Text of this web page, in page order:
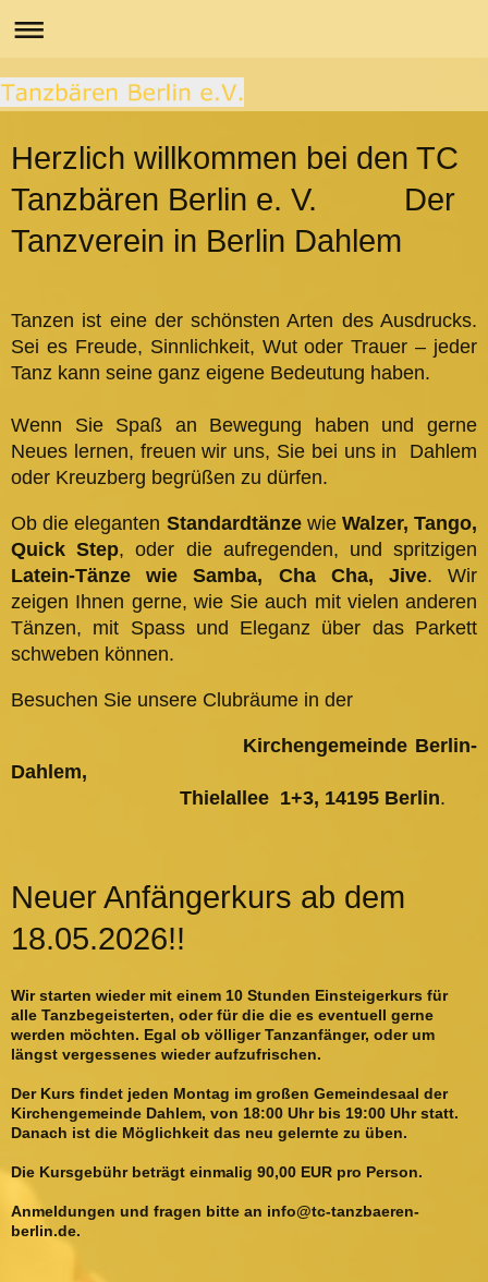
Herzlich willkommen bei den TC
Tanzbären Berlin e. V. Der
Tanzverein in Berlin Dahlem
Tanzen ist eine der schönsten Arten des Ausdrucks.
Sei es Freude, Sinnlichkeit, Wut oder Trauer – jeder
Tanz kann seine ganz eigene Bedeutung haben.
Wenn Sie Spaß an Bewegung haben und gerne
Neues lernen, freuen wir uns, Sie bei uns in Dahlem
oder Kreuzberg begrüßen zu dürfen.
Ob die eleganten Standardtänzewie Walzer, Tango,
Quick Step, oder die aufregenden, und spritzigen
Latein-Tänze wie Samba, Cha Cha, Jive. Wir
zeigen Ihnen gerne, wie Sie auch mit vielen anderen
Tänzen, mit Spass und Eleganz über das Parkett
schweben können.
Besuchen Sie unsere Clubräume in der
Kirchengemeinde Berlin-
Dahlem,
Thielallee 1+3, 14195 Berlin.
Neuer Anfängerkurs ab dem
18.05.2026!!
Wir starten wieder mit einem 10 Stunden Einsteigerkurs für
alle Tanzbegeisterten, oder für die die es eventuell gerne
werden möchten. Egal ob völliger Tanzanfänger, oder um
längst vergessenes wieder aufzufrischen.
Der Kurs findet jeden Montag im großen Gemeindesaal der
Kirchengemeinde Dahlem, von 18:00 Uhr bis 19:00 Uhr statt.
Danach ist die Möglichkeit das neu gelernte zu üben.
Die Kursgebühr beträgt einmalig 90,00 EUR pro Person.
Anmeldungen und fragen bitte an info@tc-tanzbaeren-
berlin.de.